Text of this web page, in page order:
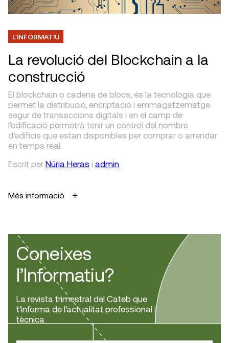
L'INFORMATIU
La revolució del Blockchain a la
construcció
El blockchain o cadena de blocs, és la tecnologia que
permet la distribució, encriptació i emmagatzematge
segur de transaccions digitals i en el camp de
l’edificació permetrà tenir un control del nombre
d’edificis que estan disponibles per comprar o arrendar
en temps real.
Escrit per Núria Heras i admin
Més informació
Coneixes
l’Informatiu?
La revista trimestral del Cateb que
t’informa de l’actualitat professional i
tècnica